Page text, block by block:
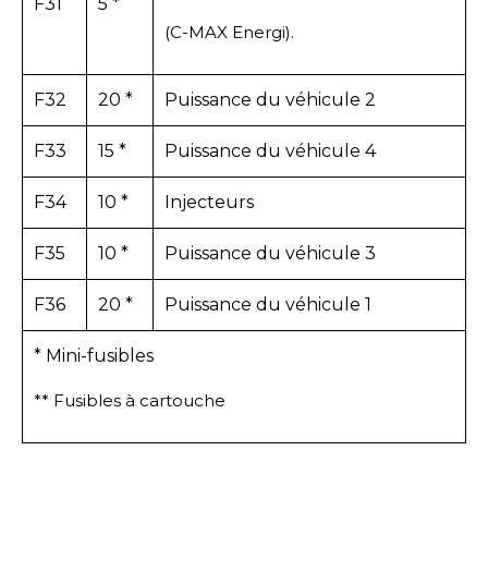
(C-MAX Energi).
F32 20 * Puissance du véhicule 2
F33 15 * Puissance du véhicule 4
F34 10 * Injecteurs
F35 10 * Puissance du véhicule 3
F36 20 * Puissance du véhicule 1
* Mini-fusibles
** Fusibles à cartouche